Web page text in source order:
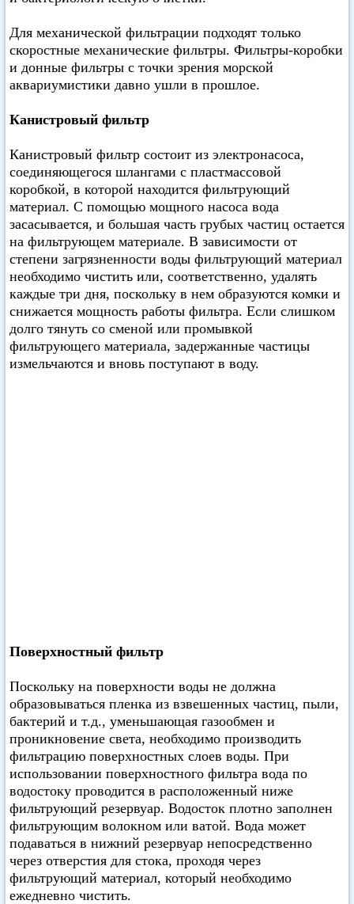
Для механической фильтрации подходят только
скоростные механические фильтры. Фильтры-коробки
и донные фильтры с точки зрения морской
аквариумистики давно ушли в прошлое.
Канистровый фильтр
Канистровый фильтр состоит из электронасоса,
соединяющегося шлангами с пластмассовой
коробкой, в которой находится фильтрующий
материал. С помощью мощного насоса вода
засасывается, и большая часть грубых частиц остается
на фильтрующем материале. В зависимости от
степени загрязненности воды фильтрующий материал
необходимо чистить или, соответственно, удалять
каждые три дня, поскольку в нем образуются комки и
снижается мощность работы фильтра. Если слишком
долго тянуть со сменой или промывкой
фильтрующего материала, задержанные частицы
измельчаются и вновь поступают в воду.
Поверхностный фильтр
Поскольку на поверхности воды не должна
образовываться пленка из взвешенных частиц, пыли,
бактерий и т.д., уменьшающая газообмен и
проникновение света, необходимо производить
фильтрацию поверхностных слоев воды. При
использовании поверхностного фильтра вода по
водостоку проводится в расположенный ниже
фильтрующий резервуар. Водосток плотно заполнен
фильтрующим волокном или ватой. Вода может
подаваться в нижний резервуар непосредственно
через отверстия для стока, проходя через
фильтрующий материал, который необходимо
ежедневно чистить.